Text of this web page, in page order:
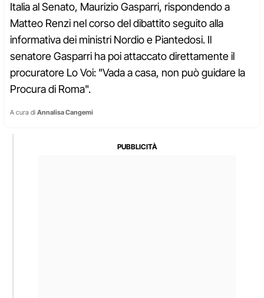
Italia al Senato, Maurizio Gasparri, rispondendo a
Matteo Renzi nel corso del dibattito seguito alla
informativa dei ministri Nordio e Piantedosi. Il
senatore Gasparri ha poi attaccato direttamente il
procuratore Lo Voi: "Vada a casa, non può guidare la
Procura di Roma".
A cura di Annalisa Cangemi